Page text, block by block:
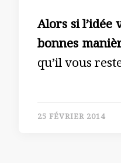
Alors si l’idée
bonnes
qu’il vous
25 FÉVRIER 2014